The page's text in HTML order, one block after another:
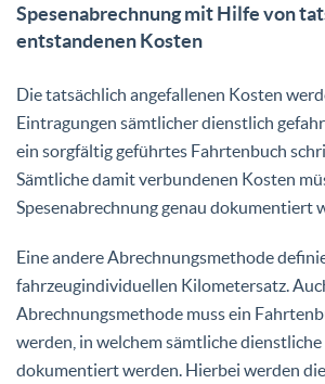
Spesenabrechnung mit Hilfe von
entstandenen Kosten
Die tatsächlich angefallenen Kosten
Eintragungen sämtlicher dienstlich
ein sorgfältig geführtes Fahrtenbuch
Sämtliche damit verbundenen Kosten
Spesenabrechnung genau dokumentiert
Eine andere Abrechnungsmethode
fahrzeugindividuellen Kilometersatz.
Abrechnungsmethode muss ein
werden, in welchem sämtliche
dokumentiert werden. Hierbei werden